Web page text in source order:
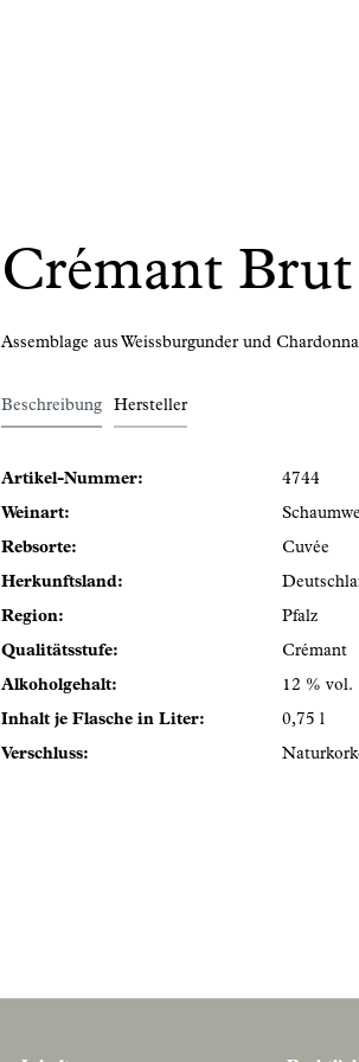
Crémant Brut
Assemblage aus Weissburgunder und
Beschreibung Hersteller
Artikel-Nummer: 4744
Weinart:
Rebsorte: Cuvée
Herkunftsland:
Region: Pfalz
Qualitätsstufe: Crémant
Alkoholgehalt: 12 % vol.
Inhalt je Flasche in Liter: 0,75 l
Verschluss: